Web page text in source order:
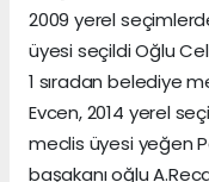
2009 yerel
üyesi seçildi Oğlu
1 sıradan belediye
Evcen, 2014 yerel
meclis üyesi yeğen
başakanı oğlu